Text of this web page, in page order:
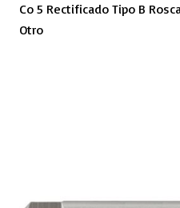
Co 5 Rectificado Tipo B
Otro